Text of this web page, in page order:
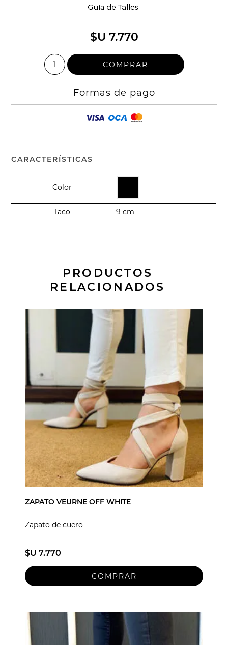
$U 7.770
Formas de pago
CARACTERÍSTICAS
Color
Taco 9 cm
PRODUCTOS
RELACIONADOS
ZAPATO VEURNE OFF WHITE
Zapato de cuero
$U 7.770